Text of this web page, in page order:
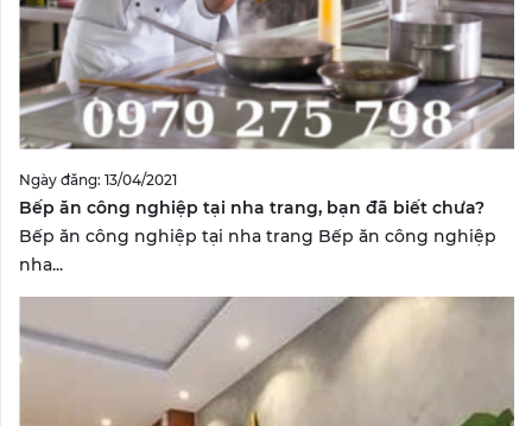
Ngày đăng: 13/04/2021
Bếp ăn công nghiệp tại nha trang, bạn đã biết chưa?
Bếp ăn công nghiệp tại nha trang Bếp ăn công nghiệp
nha...